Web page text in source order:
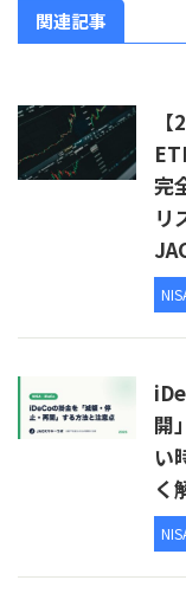
関連記事
完
リ
開
い
く